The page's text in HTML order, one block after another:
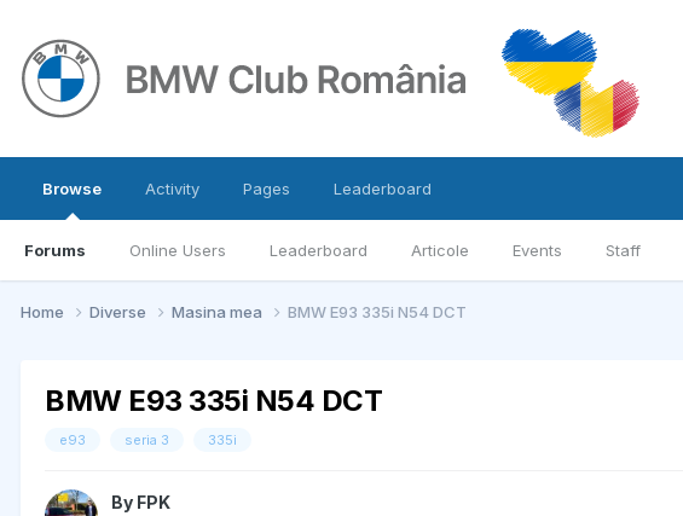
Browse
Forums Online Users Leaderboard Articole Events Staff
Activity Pages Leaderboard
Home Diverse Masina mea BMW E93 335i N54 DCT
BMW E93 335i N54 DCT
e93 seria 3 335i
By FPK